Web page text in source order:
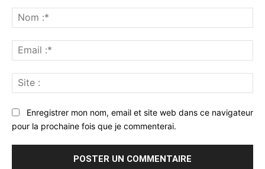
:*
:*
:
Enregistrer mon nom, email et site web dans ce navigateur
pour la prochaine fois que je commenterai.